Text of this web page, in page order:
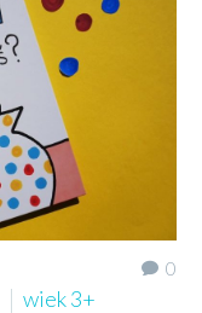
0
wiek 3+